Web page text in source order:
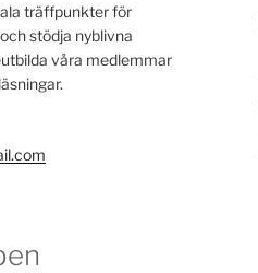
träffpunkter för
stödja nyblivna
våra medlemmar